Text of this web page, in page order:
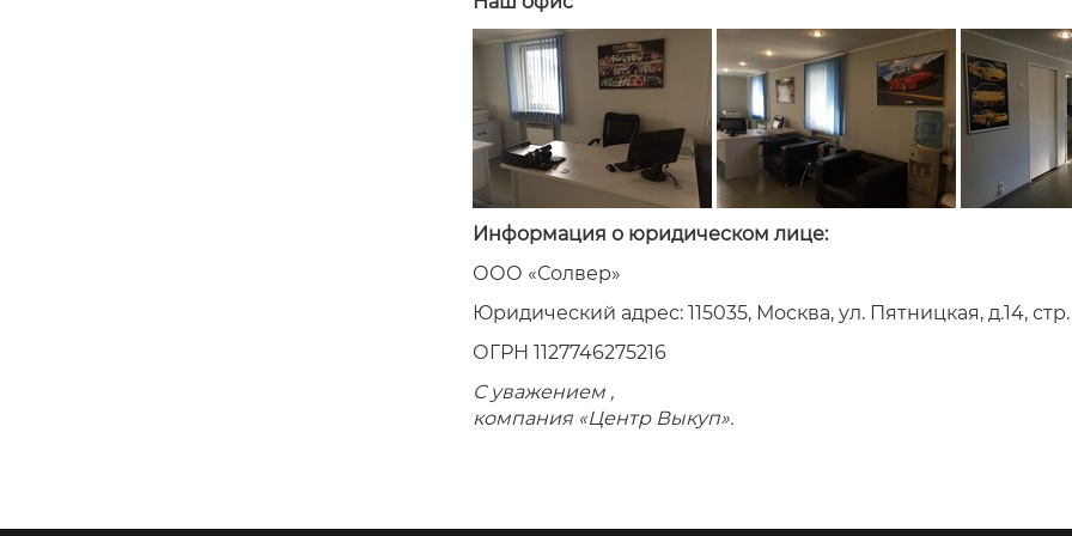
Информация о юридическом лице:
ООО «Солвер»
Юридический адрес: 115035, Москва, ул. Пятницкая, д.14,
ОГРН 1127746275216
С уважением ,
компания «Центр Выкуп».